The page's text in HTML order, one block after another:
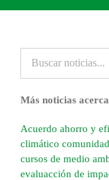
noticias...
Más noticias
Acuerdo ahorro y
climático
cursos de medio
evaluacción de